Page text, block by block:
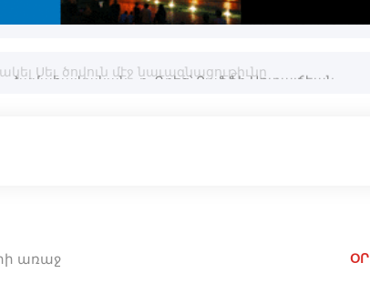
Սեւ ծովուն մէջ նաւագնացութիւնը
առաջ ՕՐ